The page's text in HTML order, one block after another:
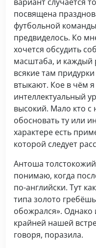
посвящена
футбольной
предвиделось. Ко
хочется обсудить
масштаба, и каждый
всякие там
втыкают. Кое в чём
интеллектуальный
высокий. Мало кто с
обосновать ту или
характере есть
которой следует
Антоша
понимаю, когда
по-английски. Тут
типа золото
обожрался».
крайней нашей
говоря, поразила.